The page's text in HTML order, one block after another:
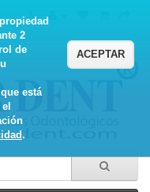
2
de
está
.
ACEPTAR